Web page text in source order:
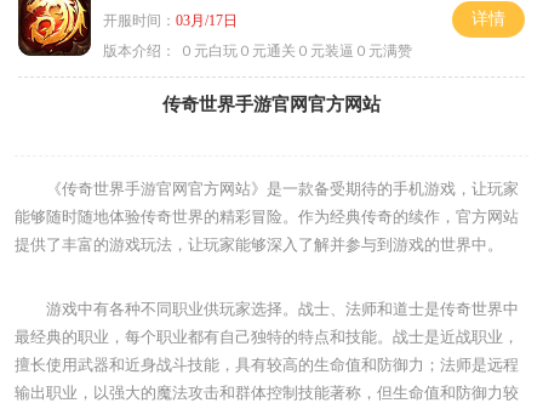
开服时间： 03月/17日
版本介绍：
０元白玩０元通关０元装逼０元满赞
详情
传奇世界手游官网官方网站
《传奇世界手游官网官方网站》是一款备受期待的手机游戏，让玩家
能够随时随地体验传奇世界的精彩冒险。作为经典传奇的续作，官方网站
提供了丰富的游戏玩法，让玩家能够深入了解并参与到游戏的世界中。
游戏中有各种不同职业供玩家选择。战士、法师和道士是传奇世界中
最经典的职业，每个职业都有自己独特的特点和技能。战士是近战职业，
擅长使用武器和近身战斗技能，具有较高的生命值和防御力；法师是远程
输出职业，以强大的魔法攻击和群体控制技能著称，但生命值和防御力较